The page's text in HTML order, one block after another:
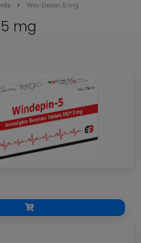
Win-Depin 5 mg
mg